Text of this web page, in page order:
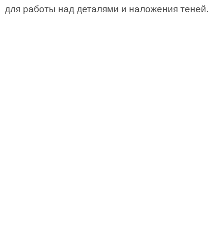
для работы над деталями и наложения теней.